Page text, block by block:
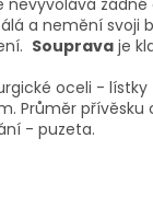
a nemění svoji
Souprava je
oceli -
Průměr přívěsku
- puzeta.